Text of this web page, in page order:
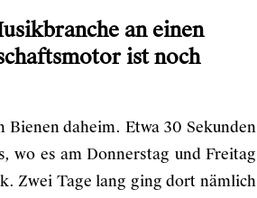
an einen
ist noch
Bienen daheim. Etwa 30 Sekunden
wo es am Donnerstag und Freitag
Zwei Tage lang ging dort nämlich